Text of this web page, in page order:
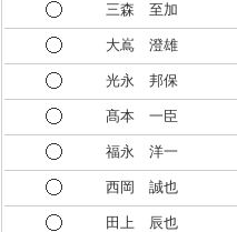
三森 至加
大嶌 澄雄
光永 邦保
髙本 一臣
福永 洋一
西岡 誠也
田上 辰也